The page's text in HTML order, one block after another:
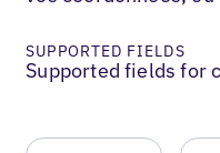
SUPPORTED FIELDS
Supported fields for